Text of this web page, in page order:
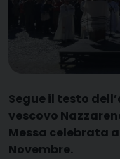
Segue il testo
vescovo
Messa celebrata
Novembre.